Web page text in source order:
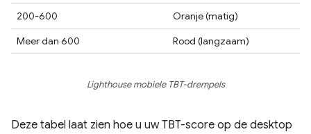
200-600
Oranje (matig)
Meer dan 600
Rood (langzaam)
Lighthouse mobiele TBT-drempels
Deze tabel laat zien hoe u uw TBT-score op de desktop